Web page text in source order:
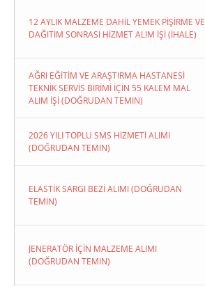
12 AYLIK MALZEME DAHİL YEMEK PİŞİRME VE
DAĞITIM SONRASI HİZMET ALIM İŞİ (İHALE)
AĞRI EĞİTİM VE ARAŞTIRMA HASTANESİ
TEKNİK SERVİS BİRİMİ İÇİN 55 KALEM MAL
ALIM İŞİ (DOĞRUDAN TEMIN)
2026 YILI TOPLU SMS HİZMETİ ALIMI
(DOĞRUDAN TEMIN)
ELASTİK SARGI BEZİ ALIMI (DOĞRUDAN
TEMIN)
JENERATÖR İÇİN MALZEME ALIMI
(DOĞRUDAN TEMIN)